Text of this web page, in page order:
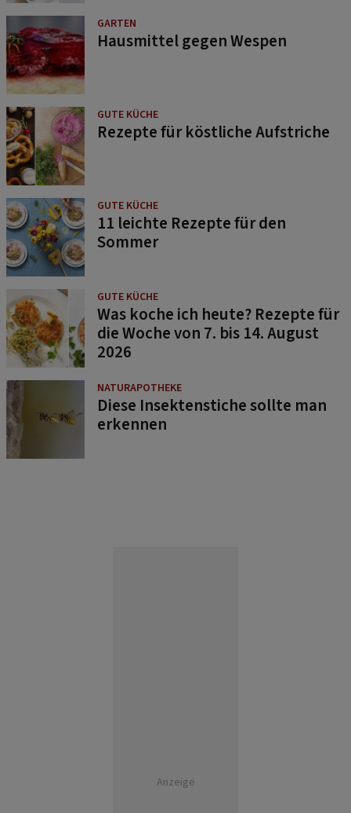
GARTEN
Hausmittel gegen Wespen
GUTE KÜCHE
Rezepte für köstliche Aufstriche
GUTE KÜCHE
11 leichte Rezepte für den
Sommer
GUTE KÜCHE
Was koche ich heute? Rezepte für
die Woche von 7. bis 14. August
2026
NATURAPOTHEKE
Diese Insektenstiche sollte man
erkennen
Anzeige